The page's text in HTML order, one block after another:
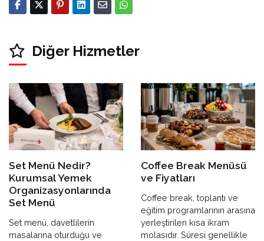
Diğer Hizmetler
Set Menü Nedir?
Kurumsal Yemek
Organizasyonlarında
Set Menü
Set menü, davetlilerin
masalarına oturduğu ve
Coffee Break Menüsü
ve Fiyatları
Coffee break, toplantı ve
eğitim programlarının arasına
yerleştirilen kısa ikram
molasıdır. Süresi genellikle